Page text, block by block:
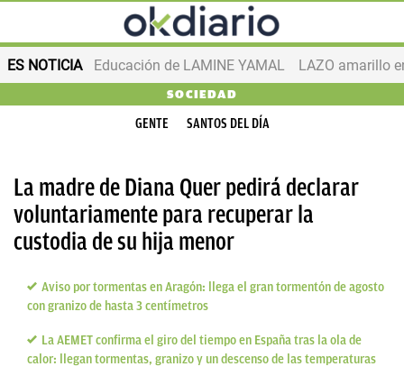
ES NOTICIA Educación de LAMINE YAMAL LAZO amarillo
SOCIEDAD
GENTE SANTOS DEL DÍA
La madre de Diana Quer pedirá declarar
voluntariamente para recuperar la
custodia de su hija menor
Aviso por tormentas en Aragón: llega el gran tormentón de agosto
con granizo de hasta 3 centímetros
La AEMET confirma el giro del tiempo en España tras la ola de
calor: llegan tormentas, granizo y un descenso de las temperaturas